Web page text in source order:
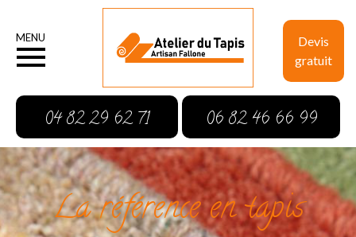
Devis
gratuit
MENU
04 82 29 62 71 06 82 46 66 99
La référence en tapis